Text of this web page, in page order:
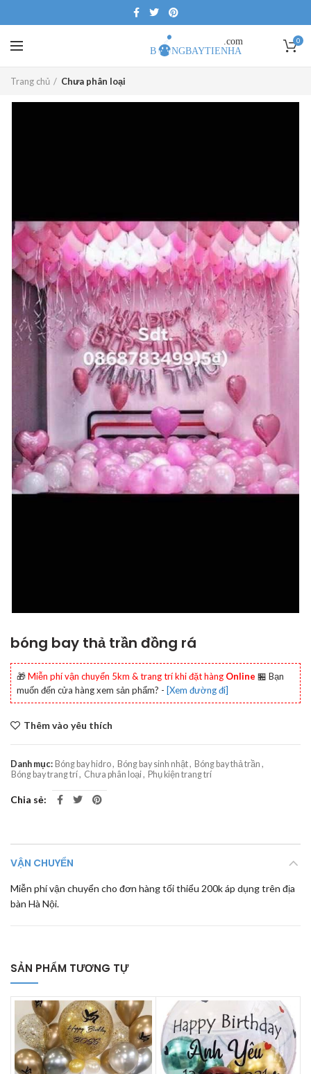
0
Trang chủ Chưa phân loại
bóng bay thả trần đồng rá
🎁Miễn phí vận chuyển 5km & trang trí khi đặt hàng Online 🏪 Bạn
muốn đến cửa hàng xem sản phẩm? - [Xem đường đi]
Thêm vào yêu thích
Danh mục: Bóng bay hidro, Bóng bay sinh nhật, Bóng bay thả trần ,
Bóng bay trang trí, Chưa phân loại, Phụ kiện trang trí
Chia sẻ
VẬN CHUYỂN
Miễn phí vận chuyển cho đơn hàng tối thiểu 200k áp dụng trên địa
bàn Hà Nội.
SẢN PHẨM TƯƠNG TỰ